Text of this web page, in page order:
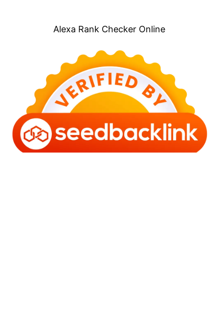
Alexa Rank Checker Online